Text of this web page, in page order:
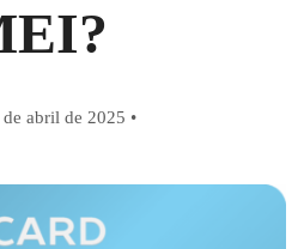
de abril de 2025 •